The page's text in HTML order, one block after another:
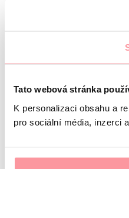
Tato webová stránka
K personalizaci obsahu a
pro sociální média, inzerci